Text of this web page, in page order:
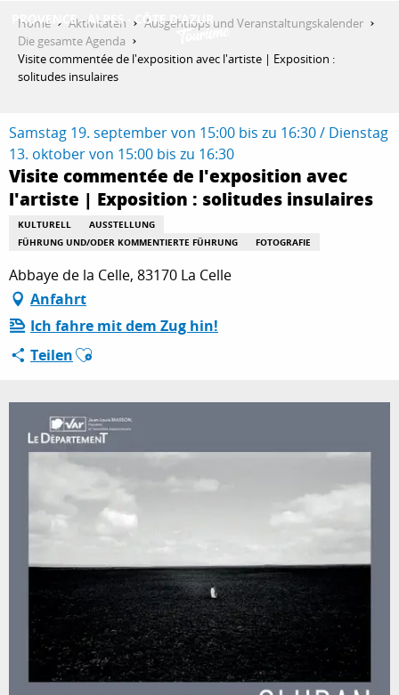
contenu
principal
ENTDECKEN
AKTIVITÄTEN
AUFENTHALT
ESPACE PRO
Home Aktivitäten
Ausgehtipps und Veranstaltungskalender
Die gesamte Agenda
Visite commentée de l'exposition avec l'artiste | Exposition :
solitudes insulaires
Samstag 19. september von 15:00 bis zu 16:30 / Dienstag
13. oktober von 15:00 bis zu 16:30
Visite commentée de l'exposition avec
l'artiste | Exposition : solitudes insulaires
KULTURELL
AUSSTELLUNG
FÜHRUNG UND/ODER KOMMENTIERTE FÜHRUNG
FOTOGRAFIE
Abbaye de la Celle, 83170 La Celle
Anfahrt
Ich fahre mit dem Zug hin!
TeilenAjouter aux favoris